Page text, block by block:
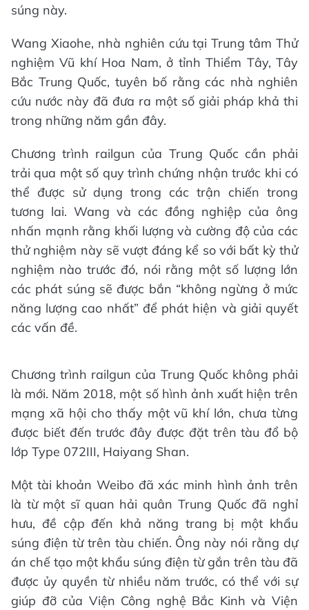
súng này.
Wang Xiaohe, nhà nghiên cứu tại Trung tâm Thử
nghiệm Vũ khí Hoa Nam, ở tỉnh Thiểm Tây, Tây
Bắc Trung Quốc, tuyên bố rằng các nhà nghiên
cứu nước này đã đưa ra một số giải pháp khả thi
trong những năm gần đây.
Chương trình railgun của Trung Quốc cần phải
trải qua một số quy trình chứng nhận trước khi có
thể được sử dụng trong các trận chiến trong
tương lai. Wang và các đồng nghiệp của ông
nhấn mạnh rằng khối lượng và cường độ của các
thử nghiệm này sẽ vượt đáng kể so với bất kỳ thử
nghiệm nào trước đó, nói rằng một số lượng lớn
các phát súng sẽ được bắn “không ngừng ở mức
năng lượng cao nhất” để phát hiện và giải quyết
các vấn đề.
Chương trình railgun của Trung Quốc không phải
là mới. Năm 2018, một số hình ảnh xuất hiện trên
mạng xã hội cho thấy một vũ khí lớn, chưa từng
được biết đến trước đây được đặt trên tàu đổ bộ
lớp Type 072III, Haiyang Shan.
Một tài khoản Weibo đã xác minh hình ảnh trên
là từ một sĩ quan hải quân Trung Quốc đã nghỉ
hưu, đề cập đến khả năng trang bị một khẩu
súng điện từ trên tàu chiến. Ông này nói rằng dự
án chế tạo một khẩu súng điện từ gắn trên tàu đã
được ủy quyền từ nhiều năm trước, có thể với sự
giúp đỡ của Viện Công nghệ Bắc Kinh và Viện